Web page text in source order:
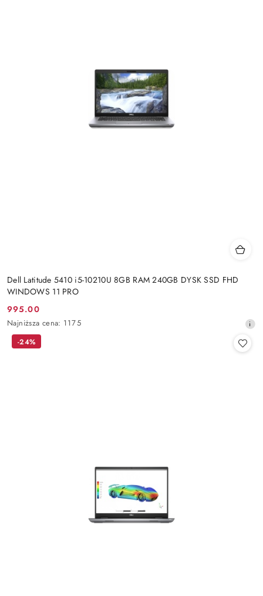
Dell Latitude 5410 i5-10210U 8GB RAM 240GB DYSK SSD FHD
WINDOWS 11 PRO
Cena
promocyjna:
995.00
Najniższa
cena
Najniższa cena: 1175
-24%